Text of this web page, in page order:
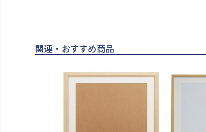
関連・おすすめ商品